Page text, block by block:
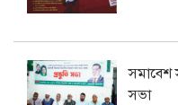
সমাবেশ
সভা